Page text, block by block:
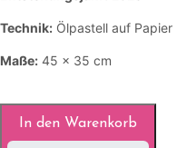
Technik: Ölpastell auf Papier
Maße: 45 x 35 cm
In den Warenkorb